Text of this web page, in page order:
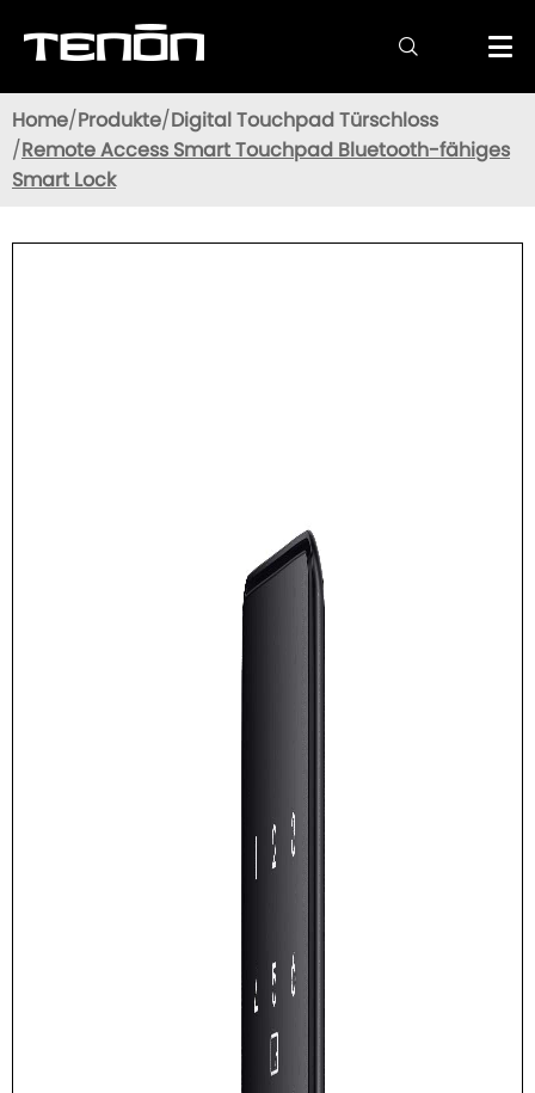

Home Produkte Digital Touchpad Türschloss
Remote Access Smart Touchpad Bluetooth-fähiges
Smart Lock